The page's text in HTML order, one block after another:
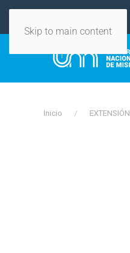
Skip to main content
Inicio EXTENSIÓN